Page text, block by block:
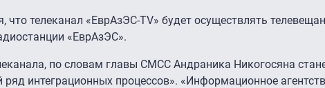
что телеканал «ЕврАзЭС-TV» будет осуществлять
«ЕврАзЭС».
по словам главы СМСС Андраника Никогосяна
интеграционных процессов». «Информационное